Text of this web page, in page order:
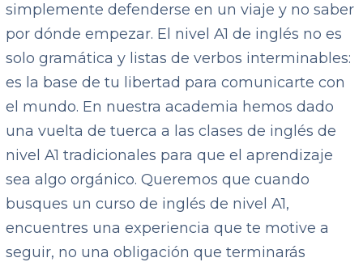
simplemente defenderse en un viaje y no saber
por dónde empezar. El nivel A1 de inglés no es
solo gramática y listas de verbos interminables:
es la base de tu libertad para comunicarte con
el mundo. En nuestra academia hemos dado
una vuelta de tuerca a las clases de inglés de
nivel A1 tradicionales para que el aprendizaje
sea algo orgánico. Queremos que cuando
busques un curso de inglés de nivel A1,
encuentres una experiencia que te motive a
seguir, no una obligación que terminarás